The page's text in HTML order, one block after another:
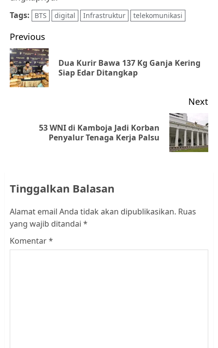
Tags: BTS digital Infrastruktur telekomunikasi
Post
navigation
Previous
Dua Kurir Bawa 137 Kg Ganja Kering
Siap Edar Ditangkap
Next
53 WNI di Kamboja Jadi Korban
Penyalur Tenaga Kerja Palsu
Tinggalkan Balasan
Alamat email Anda tidak akan dipublikasikan. Ruas
yang wajib ditandai *
Komentar*